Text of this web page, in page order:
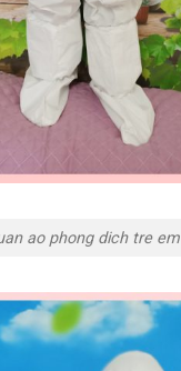
ao phong dich tre em